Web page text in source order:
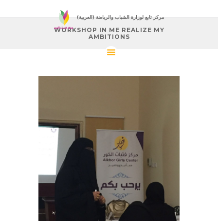
(العربية) مركز تابع لوزارة الشباب والرياضة
WORKSHOP IN ME REALIZE MY
AMBITIONS